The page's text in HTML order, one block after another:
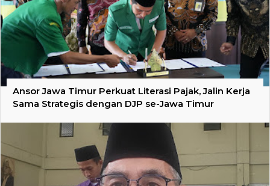
Ansor Jawa Timur Perkuat Literasi Pajak, Jalin Kerja
Sama Strategis dengan DJP se-Jawa Timur